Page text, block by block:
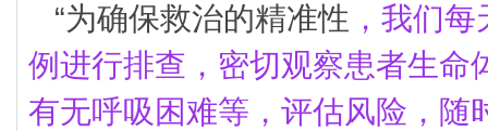
“为确保救治的精准性 ，我们
例进行排查，密切观察患者生命
有无呼吸困难等，评估风险，随